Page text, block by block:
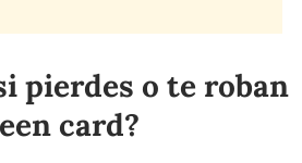
pierdes o te roban
card?